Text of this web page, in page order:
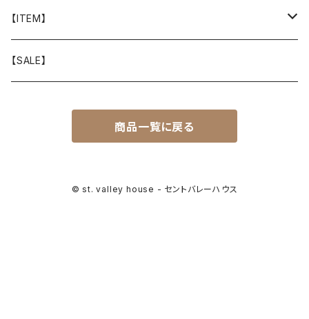
山と道
T-SHIRT
迷迭香
Akihiro Wood Works
【ITEM】
WEAR
【SALE】
商品一覧に戻る
© st. valley house - セントバレーハウス